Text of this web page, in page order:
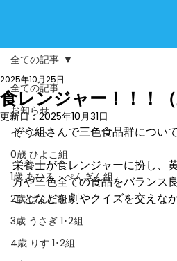
全ての記事
お知らせ
イベント
0歳 ひよこ組
1歳 あひる・ぺんぎん組
2歳 ぱんだ組
3歳 うさぎ 1･2組
4歳 りす 1･2組
全ての記事
食レンジャー！！！（
2025年10月25日
更新日：2025年10月31日
ぞう組さんで三色食品群につい
栄養士が食レンジャーに扮し、
方や三色全ての食品をバランス
ことなどを劇やクイズを交えな